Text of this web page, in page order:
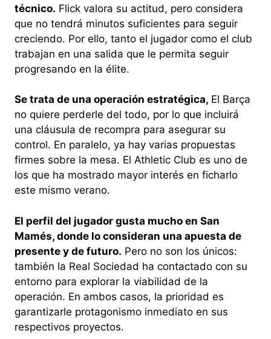
técnico. Flick valora su actitud, pero considera
que no tendrá minutos suficientes para seguir
creciendo. Por ello, tanto el jugador como el club
trabajan en una salida que le permita seguir
progresando en la élite.
Se trata de una operación estratégica, El Barça
no quiere perderle del todo, por lo que incluirá
una cláusula de recompra para asegurar su
control. En paralelo, ya hay varias propuestas
firmes sobre la mesa. El Athletic Club es uno de
los que ha mostrado mayor interés en ficharlo
este mismo verano.
El perfil del jugador gusta mucho en San
Mamés, donde lo consideran una apuesta de
presente y de futuro. Pero no son los únicos:
también la Real Sociedad ha contactado con su
entorno para explorar la viabilidad de la
operación. En ambos casos, la prioridad es
garantizarle protagonismo inmediato en sus
respectivos proyectos.